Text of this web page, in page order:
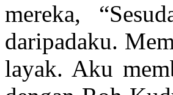
mereka,
daripadaku.
layak. Aku